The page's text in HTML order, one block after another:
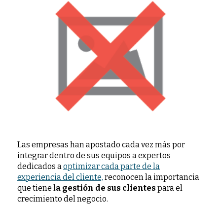
Las empresas han apostado cada vez más por
integrar dentro de sus equipos a expertos
dedicados a optimizar cada parte de la
experiencia del cliente, reconocen la importancia
que tiene l a gestión de sus clientes para el
crecimiento del negocio.